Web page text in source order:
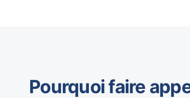
Pourquoi faire